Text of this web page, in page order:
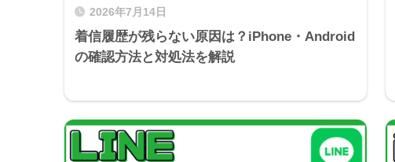
2026年7月14日
着信履歴が残らない原因は？iPhone・Android
の確認方法と対処法を解説